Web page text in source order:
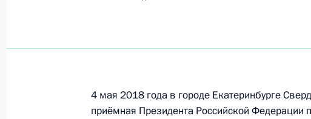
О ходе исполнения поручения, данного
и документационного обеспечения
Осиповым в Приёмной Президента
4 мая 2018 года в городе Екатеринбурге
приёмная Президента Российской Федерации